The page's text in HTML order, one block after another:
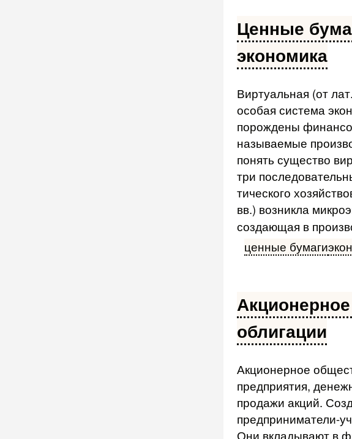
Ценные
экономика
Виртуальная (от
особая система
порождены
называемые
понять существо
три
тического
вв.) возникла
создающая в
ценные бумаги
облигации
Акционерное
предприятия,
продажи акций.
предприниматели-
Они вкладыва­ют в